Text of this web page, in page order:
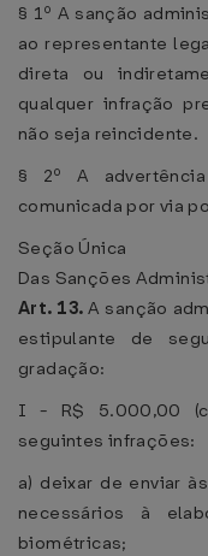
§ 1º A sanção
ao representante
direta ou
qualquer infração
não seja reincidente.
§ 2º A
comunicada por via
Seção Única
Das Sanções
Art. 13.A sanção
estipulante de
gradação:
I - R$ 5.000,00
seguintes infrações:
a) deixar de enviar
necessários à
biométricas;